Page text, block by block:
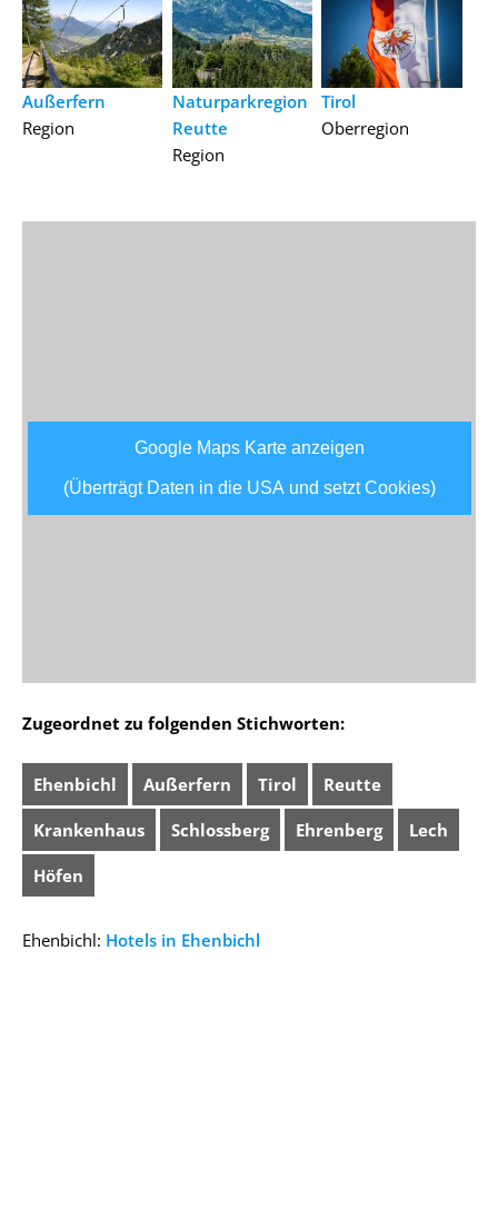
Außerfern
Region
Naturparkregion
Reutte
Region
Tirol
Oberregion
Google Maps Karte anzeigen
(Überträgt Daten in die USA und setzt Cookies)
Zugeordnet zu folgenden Stichworten:
Ehenbichl Außerfern Tirol Reutte
Krankenhaus Schlossberg Ehrenberg Lech
Höfen
Ehenbichl: Hotels in Ehenbichl